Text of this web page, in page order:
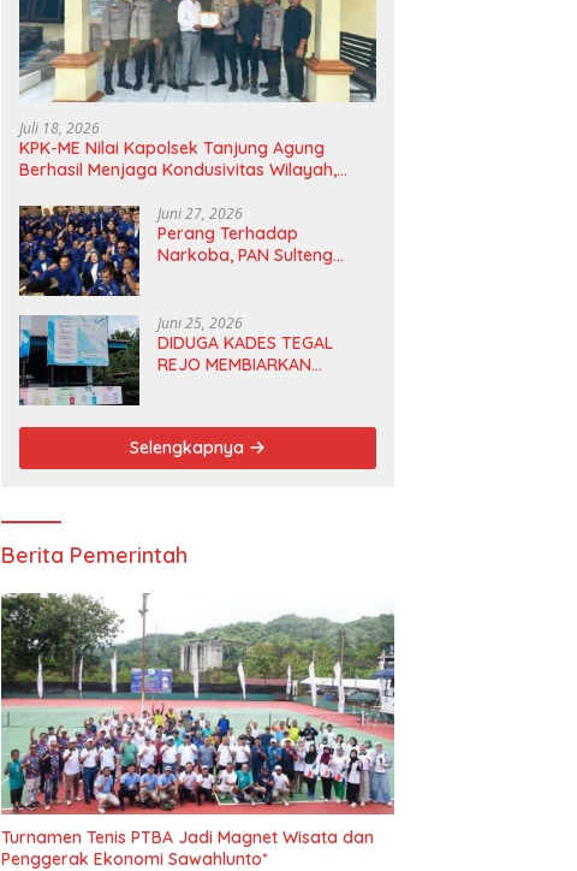
Kepala BNPB Tinjau Langsung
Lokasi Terdampak Gempa di
Sigi
Tebar Kebahagiaan Idul Adha,
PTBA Salurkan 300 Hewan
Kurban di Berbagai Wilayah
Operasional*
Juli 18, 2026
KPK-ME Nilai Kapolsek Tanjung Agung
Berhasil Menjaga Kondusivitas Wilayah,
Langsung
Juni 27, 2026
Perang Terhadap
Narkoba, PAN Sulteng
DPD
Juni 25, 2026
DIDUGA KADES TEGAL
REJO MEMBIARKAN
Selengkapnya
Berita Pemerintah
Turnamen Tenis PTBA Jadi Magnet Wisata dan
Penggerak Ekonomi Sawahlunto*